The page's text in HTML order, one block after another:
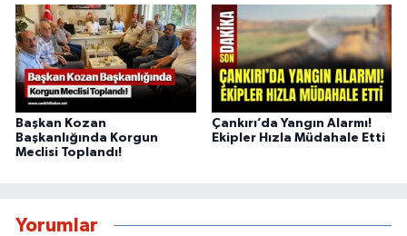
Başkan Kozan
Başkanlığında Korgun
Meclisi Toplandı!
Çankırı’da Yangın Alarmı!
Ekipler Hızla Müdahale Etti
Yorumlar